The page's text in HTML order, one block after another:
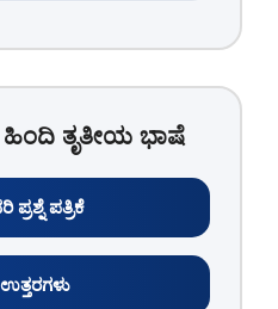
ಹಿಂದಿ ತೃತೀಯ ಭಾಷೆ
ಪ್ರಶ್ನೆ ಪತ್ರಿಕೆ